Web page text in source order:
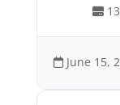
June 15,